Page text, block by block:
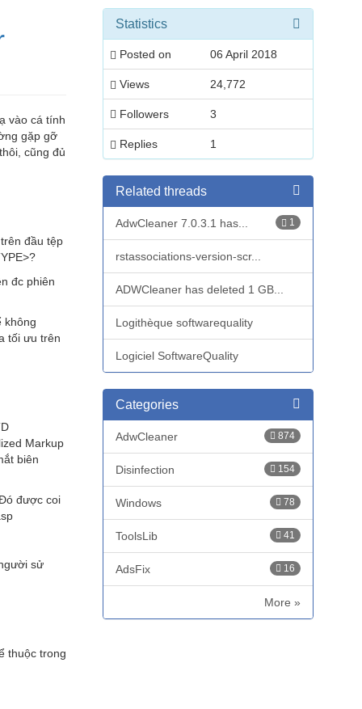
vào cá tính
gặp gỡ
cũng đủ
đầu tệp
đc phiên
không
tối ưu trên
Markup
biên
được coi
sử
thuộc trong
Statistics
Posted on 06 April 2018
Views 24,772
Followers 3
Replies 1
Related threads
1
AdwCleaner 7.0.3.1 has...
rstassociations-version-scr...
ADWCleaner has deleted 1 GB...
Logithèque softwarequality
Logiciel SoftwareQuality
Categories
874
AdwCleaner
154
Disinfection
78
Windows
41
ToolsLib
16
AdsFix
More »